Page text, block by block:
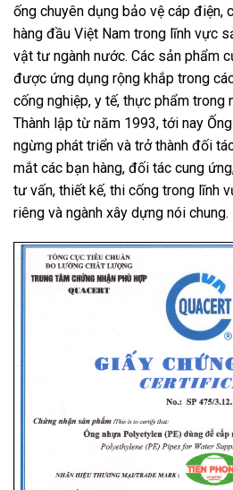
ống chuyên dụng bảo vệ cáp điện,
hàng đầu Việt Nam trong lĩnh vực
vật tư ngành nước. Các sản phẩm
được ứng dụng rộng khắp trong
cống nghiệp, y tế, thực phẩm trong
Thành lập từ năm 1993, tới nay
ngừng phát triển và trở thành đối
mắt các bạn hàng, đối tác cung
tư vấn, thiết kế, thi cống trong lĩnh
riêng và ngành xây dựng nói chung.